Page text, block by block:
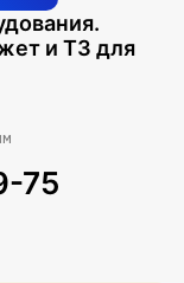
и ТЗ для
75